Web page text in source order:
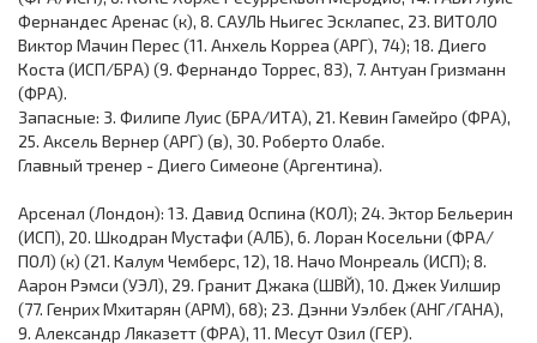
Фернандес Аренас (к), 8. САУЛЬ Ньигес Эсклапес, 23. ВИТОЛО
Виктор Мачин Перес (11. Анхель Корреа (АРГ), 74); 18. Диего
Коста (ИСП/БРА) (9. Фернандо Торрес, 83), 7. Антуан Гризманн
(ФРА).
Запасные: 3. Филипе Луис (БРА/ИТА), 21. Кевин Гамейро (ФРА),
25. Аксель Вернер (АРГ) (в), 30. Роберто Олабе.
Главный тренер - Диего Симеоне (Аргентина).
Арсенал (Лондон): 13. Давид Оспина (КОЛ); 24. Эктор Бельерин
(ИСП), 20. Шкодран Мустафи (АЛБ), 6. Лоран Косельни (ФРА/
ПОЛ) (к) (21. Калум Чемберс, 12), 18. Начо Монреаль (ИСП); 8.
Аарон Рэмси (УЭЛ), 29. Гранит Джака (ШВЙ), 10. Джек Уилшир
(77. Генрих Мхитарян (АРМ), 68); 23. Дэнни Уэлбек (АНГ/ГАНА),
9. Александр Ляказетт (ФРА), 11. Месут Озил (ГЕР).